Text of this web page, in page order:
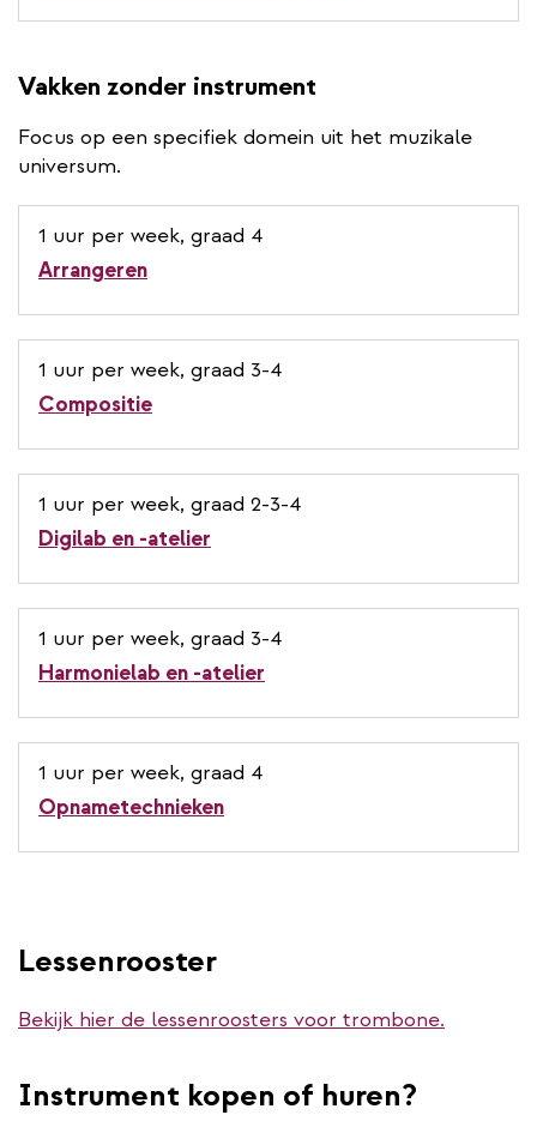
Vakken zonder instrument
Focus op een specifiek domein uit het muzikale
universum.
1 uur per week, graad 4
Arrangeren
1 uur per week, graad 3-4
Compositie
1 uur per week, graad 2-3-4
Digilab en -atelier
1 uur per week, graad 3-4
Harmonielab en -atelier
1 uur per week, graad 4
Opnametechnieken
Lessenrooster
Bekijk hier de lessenroosters voor trombone.
Instrument kopen of huren?